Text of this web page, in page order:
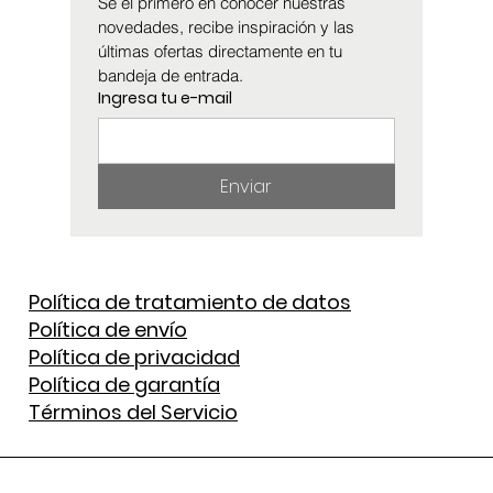
Política de tratamiento de datos
Política de envío
Política de privacidad
Política de garantía
Términos del Servicio
novedades, recibe inspiración y las
últimas ofertas directamente en tu
bandeja de entrada.
Ingresa tu e-mail
Enviar